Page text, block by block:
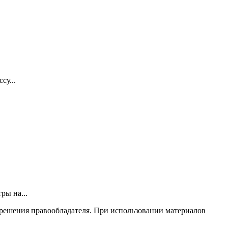
на...
правообладателя. При использовании материалов